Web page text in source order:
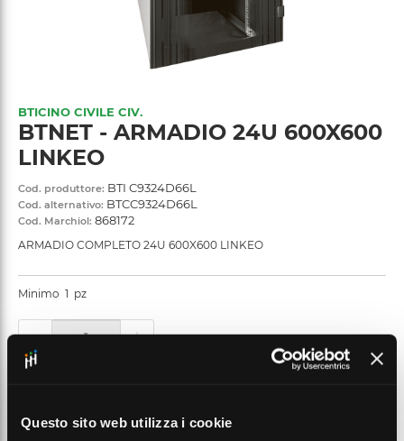
Questo sito web utilizza i cookie
BTICINO CIVILE CIV.
BTNET - ARMADIO 24U 600X600
LINKEO
Cod. produttore: BTI C9324D66L
Cod. alternativo: BTCC9324D66L
Cod. Marchiol: 868172
ARMADIO COMPLETO 24U 600X600 LINKEO
Minimo 1 pz